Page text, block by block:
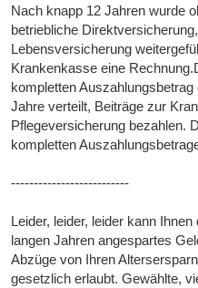
Nach knapp 12 Jahren wurde
betriebliche
Lebensversicherung
Krankenkasse eine
kompletten
Jahre verteilt, Beiträge zur
Pflegeversicherung bezahlen.
kompletten
--------------------------
Leider, leider, leider kann
langen Jahren angespartes
Abzüge von Ihren
gesetzlich erlaubt. Gewählte,